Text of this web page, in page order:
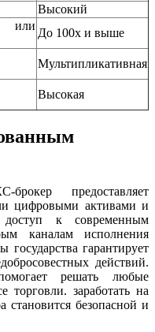
Высокий
До 100x и выше
Мультипликативная
Высокая
предоставляет
цифровыми активами и
к современным
каналам исполнения
государства гарантирует
действий.
решать любые
заработать на
становится безопасной и